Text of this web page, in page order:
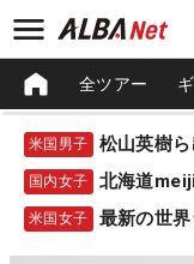
全ツアー
米国男子
国内女子 北海道
米国女子 最新の世